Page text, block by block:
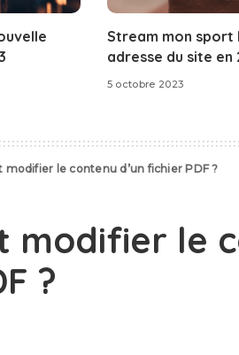
Stream mon sport
adresse du site en
5 octobre 2023
modifier le contenu d’un fichier PDF ?
modifier le
?